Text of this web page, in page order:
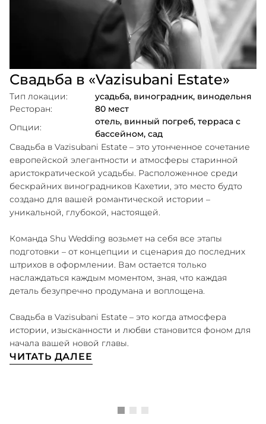
Свадьба в «Vazisubani Estate»
Тип локации:
усадьба, виноградник, винодельня
Ресторан:
80 мест
Опции:
отель, винный погреб, терраса с
бассейном, сад
Свадьба в Vazisubani Estate – это утонченное сочетание
европейской элегантности и атмосферы старинной
аристократической усадьбы. Расположенное среди
бескрайних виноградников Кахетии, это место будто
создано для вашей романтической истории –
уникальной, глубокой, настоящей.
Команда Shu Wedding возьмет на себя все этапы
подготовки – от концепции и сценария до последних
штрихов в оформлении. Вам остается только
наслаждаться каждым моментом, зная, что каждая
деталь безупречно продумана и воплощена.
Свадьба в Vazisubani Estate – это когда атмосфера
истории, изысканности и любви становится фоном для
начала вашей новой главы.
ЧИТАТЬ ДАЛЕЕ